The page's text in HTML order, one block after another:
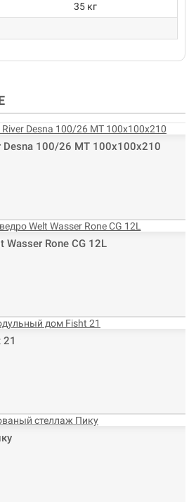
35 кг
Desna 100/26 МТ 100х100х210
Rone CG 12L